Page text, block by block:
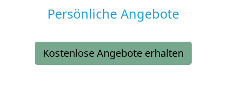
Persönliche Angebote
Kostenlose Angebote erhalten